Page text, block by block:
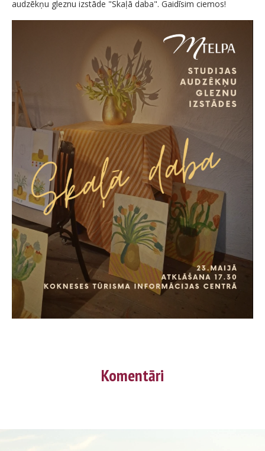
audzēkņu gleznu izstāde "Skaļā daba". Gaidīsim ciemos!
Komentāri